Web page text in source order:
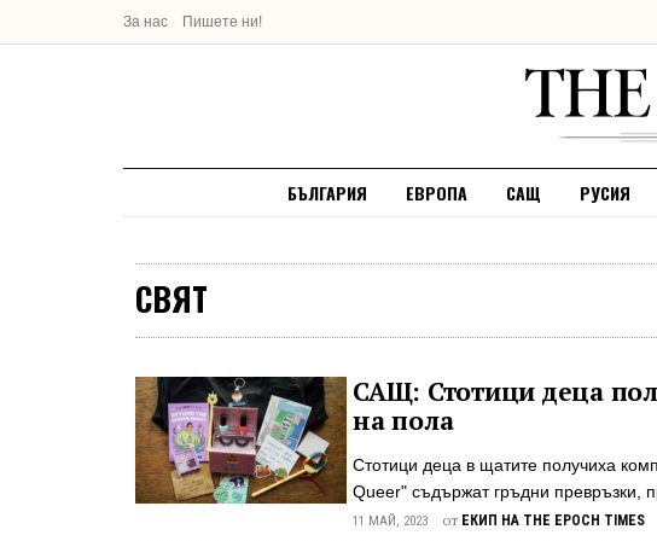
За нас Пишете ни!
БЪЛГАРИЯ ЕВРОПА САЩ РУСИЯ
СВЯТ
САЩ: Стотици деца
на пола
Стотици деца в щатите получиха
Queer" съдържат гръдни превръзки,
тиксо, използвано за връзване и
11 МАЙ, 2023 от ЕКИП НА THE EPOCH TIMES